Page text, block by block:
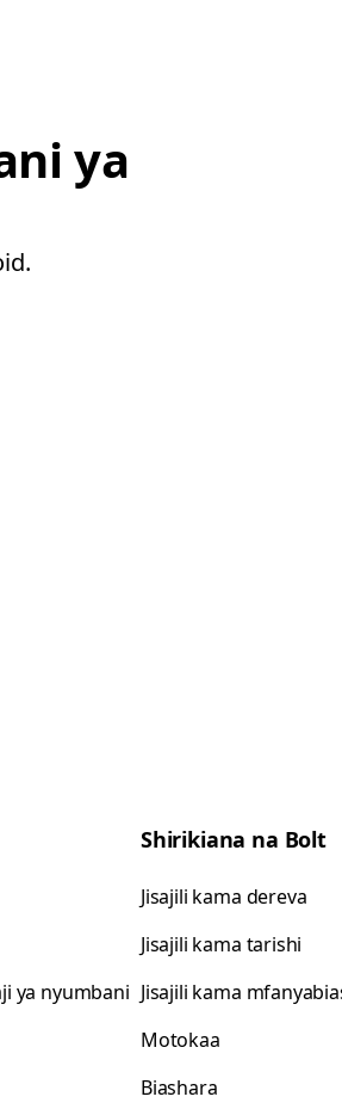
ya
ya nyumbani
Shirikiana na Bolt
Jisajili kama dereva
Jisajili kama tarishi
Jisajili kama
Motokaa
Biashara